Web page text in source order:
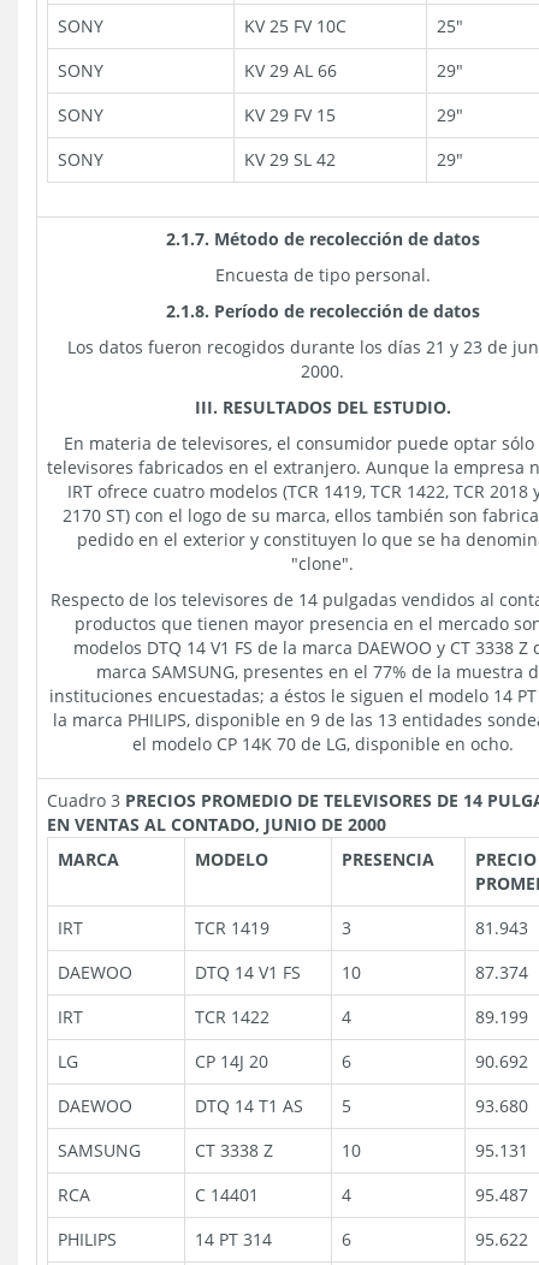
SONY KV 25 FV 10C
25"
SONY
KV 29 AL 66
29"
SONY
KV 29 FV 15
29"
SONY
KV 29 SL 42 29"
2.1.7. Método de recolección de datos
Encuesta de tipo personal.
2.1.8. Período de recolección de datos
Los datos fueron recogidos durante los días 21 y 23 de
2000.
III. RESULTADOS DEL ESTUDIO.
En materia de televisores, el consumidor puede optar
televisores fabricados en el extranjero. Aunque la empresa
IRT ofrece cuatro modelos (TCR 1419, TCR 1422, TCR 2018
2170 ST) con el logo de su marca, ellos también son
pedido en el exterior y constituyen lo que se ha
"clone".
Respecto de los televisores de 14 pulgadas vendidos al
productos que tienen mayor presencia en el mercado
modelos DTQ 14 V1 FS de la marca DAEWOO y CT 3338 Z
marca SAMSUNG, presentes en el 77% de la muestra
instituciones encuestadas; a éstos le siguen el modelo 14
la marca PHILIPS, disponible en 9 de las 13 entidades
el modelo CP 14K 70 de LG, disponible en ocho.
Cuadro 3 PRECIOS PROMEDIO DE TELEVISORES DE 14
EN VENTAS AL CONTADO, JUNIO DE 2000
MARCA
MODELO PRESENCIA
PRECIO
IRT
TCR 1419 3
81.943
DAEWOO
DTQ 14 V1 FS 10
87.374
IRT
TCR 1422 4
89.199
LG
CP 14J 20 6
90.692
DAEWOO
DTQ 14 T1 AS 5
93.680
SAMSUNG
CT 3338 Z 10
95.131
RCA
C 14401 4
95.487
PHILIPS
14 PT 314 6
95.622